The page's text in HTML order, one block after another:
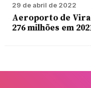
29 de abril de 2022
Aeroporto de
276 milhões em